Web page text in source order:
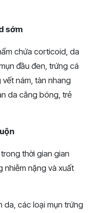
sớm
chứa corticoid, da
đầu đen, trứng cá
nám, tàn nhang
da căng bóng, trẻ
thời gian gian
nhiễm nặng và xuất
da, các loại mụn trứng